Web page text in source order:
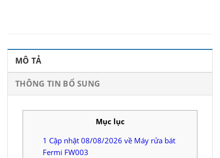
MÔ TẢ
THÔNG TIN BỔ SUNG
Mục lục
1 Cập nhật 08/08/2026 về Máy rửa bát
Fermi FW003